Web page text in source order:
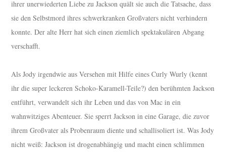
ihrer unerwiederten Liebe zu Jackson quält sie auch die Tatsache, dass
sie den Selbstmord ihres schwerkranken Großvaters nicht verhindern
konnte. Der alte Herr hat sich einen ziemlich spektakulären Abgang
verschafft.
Als Jody irgendwie aus Versehen mit Hilfe eines Curly Wurly (kennt
ihr die super leckeren Schoko-Karamell-Teile?) den berühmten Jackson
entführt, verwandelt sich ihr Leben und das von Mac in ein
wahnwitziges Abenteuer. Sie sperrt Jackson in eine Garage, die zuvor
ihrem Großvater als Probenraum diente und schallisoliert ist. Was Jody
nicht weiß: Jackson ist drogenabhängig und macht einen schlimmen